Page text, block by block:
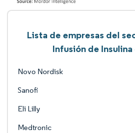
Lista de empresas del
Infusión de Insulina
Novo Nordisk
Sanofi
Eli Lilly
Medtronic